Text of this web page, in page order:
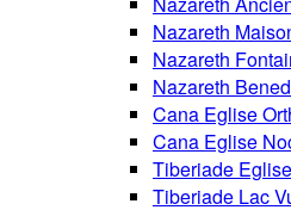
Nazareth
Nazareth
Nazareth
Cana Eglise
Cana Eglise
Tiberiade
Tiberiade Lac